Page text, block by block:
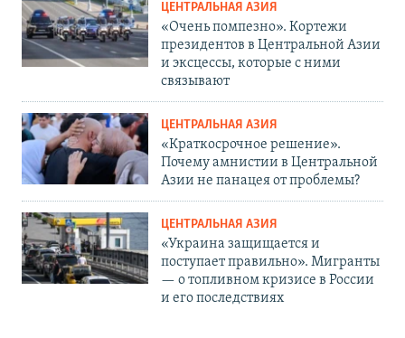
ЦЕНТРАЛЬНАЯ АЗИЯ
«Очень помпезно». Кортежи
президентов в Центральной Азии
и эксцессы, которые с ними
связывают
ЦЕНТРАЛЬНАЯ АЗИЯ
«Краткосрочное решение».
Почему амнистии в Центральной
Азии не панацея от проблемы?
ЦЕНТРАЛЬНАЯ АЗИЯ
«Украина защищается и
поступает правильно». Мигранты
— о топливном кризисе в России
и его последствиях